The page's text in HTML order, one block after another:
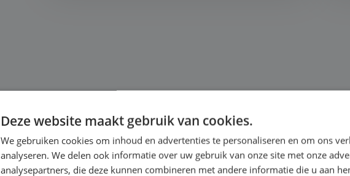
Duurzaamheid
Deze website maakt gebruik van cookies.
We gebruiken cookies om inhoud en advertenties te personaliseren en om ons
analyseren. We delen ook informatie over uw gebruik van onze site met onze
analysepartners, die deze kunnen combineren met andere informatie die u aan